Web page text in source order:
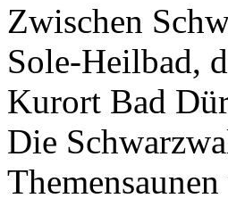
Zwischen
Sole-Heilbad,
Kurort Bad
Die